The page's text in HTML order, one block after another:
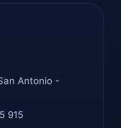
Antonio -
915